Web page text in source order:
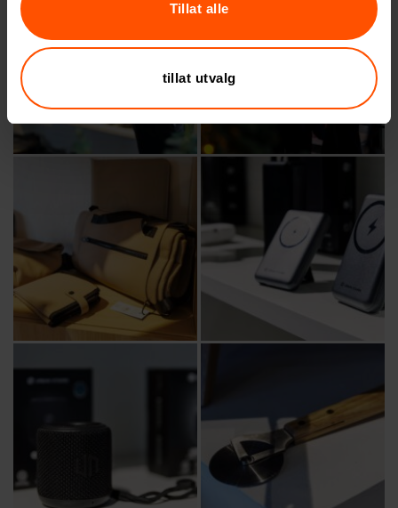
Tillat alle
tillat utvalg